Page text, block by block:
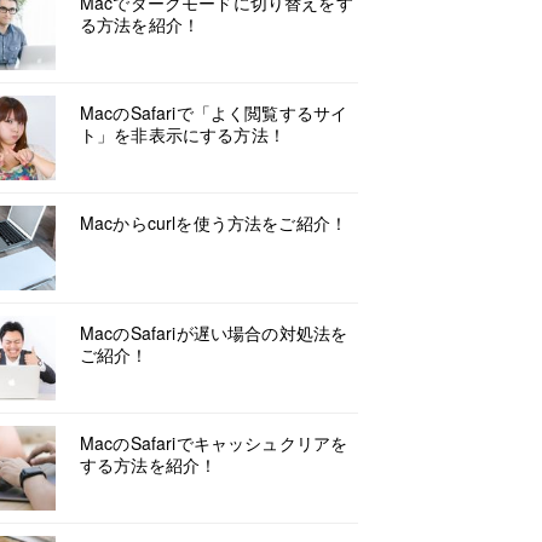
る方法を紹介！
MacのSafariで「よく閲覧するサイ
ト」を非表示にする方法！
Macからcurlを使う方法をご紹介！
MacのSafariが遅い場合の対処法を
ご紹介！
MacのSafariでキャッシュクリアを
する方法を紹介！